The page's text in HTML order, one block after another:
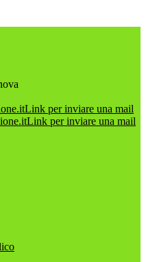
Link per inviare una mail
Link per inviare una mail